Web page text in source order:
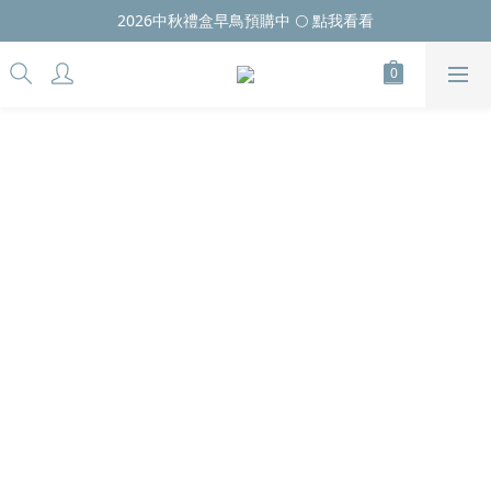
2026中秋禮盒早鳥預購中 🌕 點我看看